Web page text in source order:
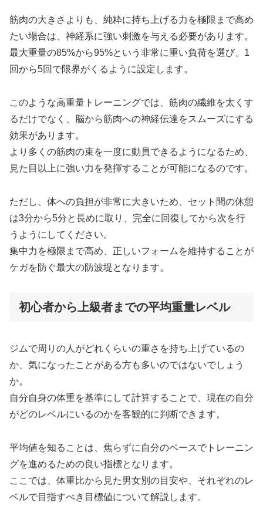
筋肉の大きさよりも、純粋に持ち上げる力を極限まで高め
たい場合は、神経系に強い刺激を与える必要があります。
最大重量の85%から95%という非常に重い負荷を選び、1
回から5回で限界がくるように設定します。
このような高重量トレーニングでは、筋肉の繊維を太くす
るだけでなく、脳から筋肉への神経伝達をスムーズにする
効果があります。
より多くの筋肉の束を一度に動員できるようになるため、
見た目以上に強い力を発揮することが可能になるのです。
ただし、体への負担が非常に大きいため、セット間の休憩
は3分から5分と長めに取り、完全に回復してから次を行
うようにしてください。
集中力を極限まで高め、正しいフォームを維持することが
ケガを防ぐ最大の防波堤となります。
初心者から上級者までの平均重量レベル
ジムで周りの人がどれくらいの重さを持ち上げているの
か、気になったことがある方も多いのではないでしょう
か。
自分自身の体重を基準にして計算することで、現在の自分
がどのレベルにいるのかを客観的に判断できます。
平均値を知ることは、焦らずに自分のペースでトレーニン
グを進めるための良い指標となります。
ここでは、体重比から見た男女別の目安や、それぞれのレ
ベルで目指すべき目標値について解説します。